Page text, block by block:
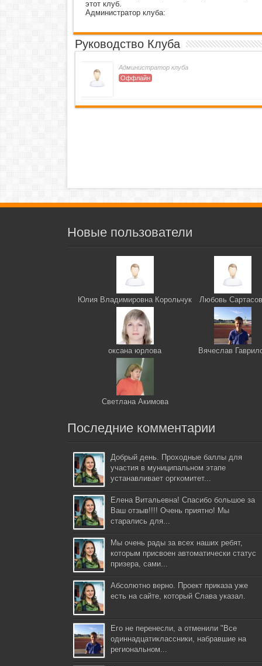
этот клуб.
Администратор клуба:
Руководство Клуба
Администратор клуба
Оффлайн
Новые пользователи
Юлия Владимировна Корольчук Любовь
оксана юрлова Вячеслав
Светлана Акимова
Последние комментарии
Добрый день. Проходные баллы для
участия в муниципальном этапе
устанавливает оргкомитет...
Елена Витальевна! Спасибо большое за
Ваш отзыв!!!! Очень приятно! Мы
старались для...
Мы очень рады за всех наших ребят,
которым присвоен автоматически статус
призера, сами...
Абсолютно верно. Проект приказа уже
есть на сайте, который Слава указал.
Его не перенесли, а отменили "Все
одиннадцатиклассники, набравшие на
региональном...